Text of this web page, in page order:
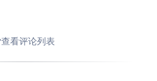
查看评论列表